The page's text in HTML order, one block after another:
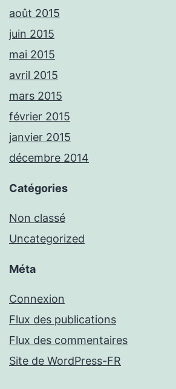
août 2015
juin 2015
mai 2015
avril 2015
mars 2015
février 2015
janvier 2015
décembre 2014
Catégories
Non classé
Uncategorized
Méta
Connexion
Flux des publications
Flux des commentaires
Site de WordPress-FR